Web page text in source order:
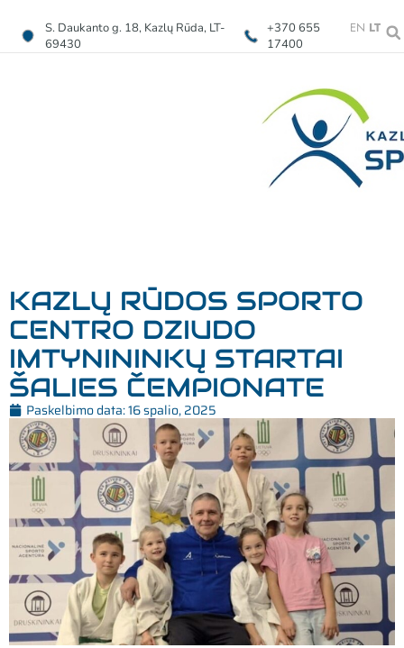
S. Daukanto g. 18, Kazlų Rūda, LT-
69430
+370 655
17400
EN LT
KAZLŲ RŪDOS SPORTO
CENTRO DZIUDO
IMTYNININKŲ STARTAI
ŠALIES ČEMPIONATE
Paskelbimo data:16 spalio, 2025